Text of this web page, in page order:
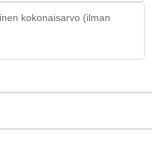
kokonaisarvo (ilman